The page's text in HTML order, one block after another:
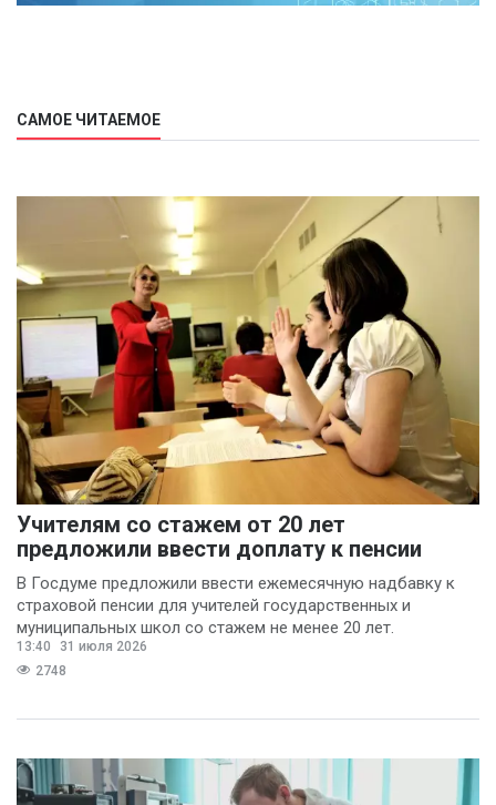
САМОЕ ЧИТАЕМОЕ
Учителям со стажем от 20 лет
предложили ввести доплату к пенсии
В Госдуме предложили ввести ежемесячную надбавку к
страховой пенсии для учителей государственных и
муниципальных школ со стажем не менее 20 лет.
13:40
31 июля 2026
2748